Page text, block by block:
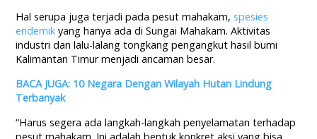
Hal serupa juga terjadi pada pesut mahakam, spesies
endemik yang hanya ada di Sungai Mahakam. Aktivitas
industri dan lalu-lalang tongkang pengangkut hasil bumi
Kalimantan Timur menjadi ancaman besar.
BACA JUGA: 10 Negara Dengan Wilayah Hutan Lindung
Terbanyak
“Harus segera ada langkah-langkah penyelamatan terhadap